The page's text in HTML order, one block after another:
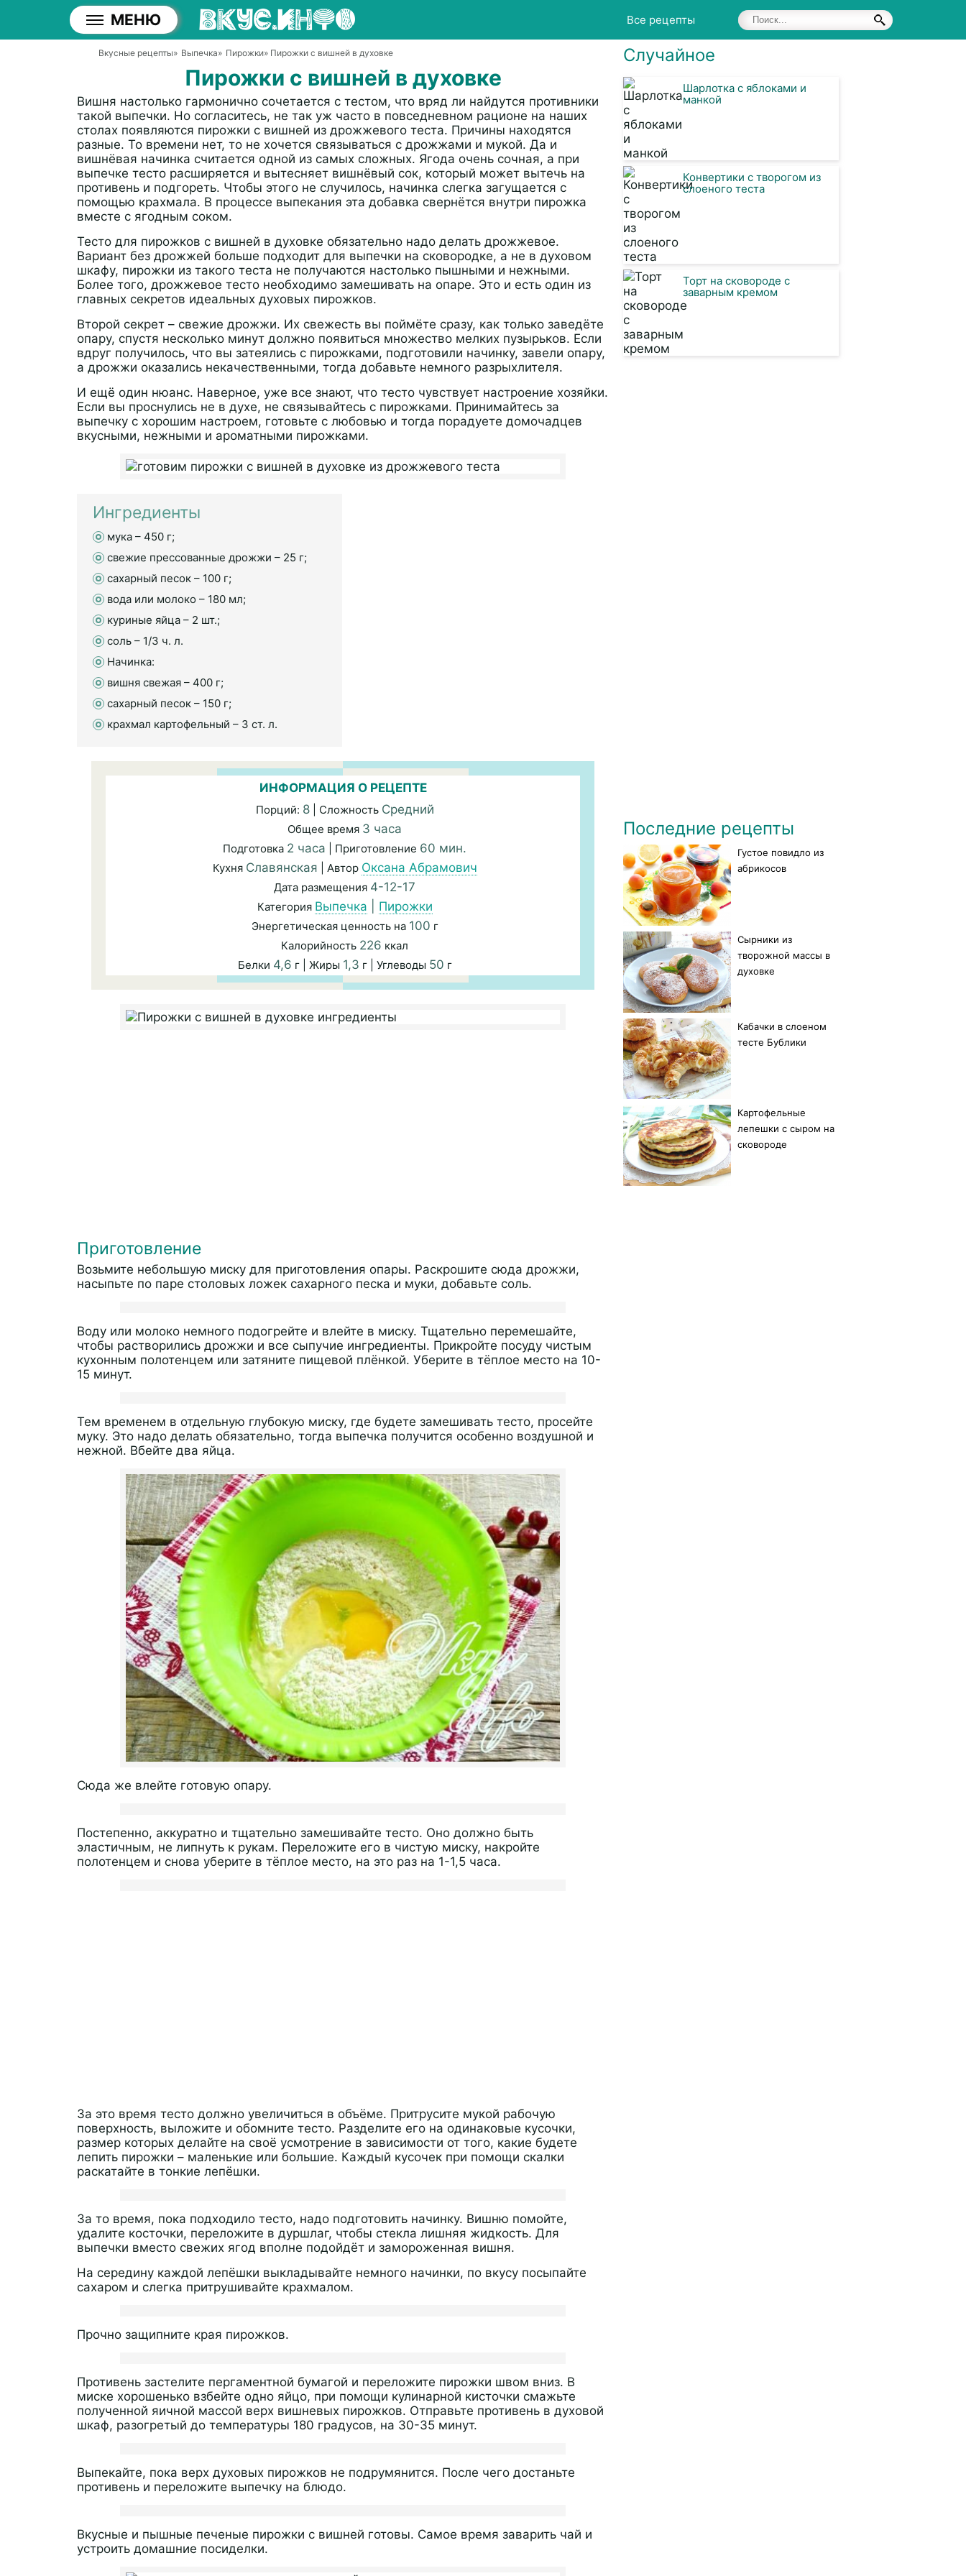
МЕНЮ Все рецепты
Вкусные рецепты» Выпечка» Пирожки» Пирожки с вишней в духовке
Пирожки с вишней в духовке
Вишня настолько гармонично сочетается с тестом, что вряд ли найдутся противники
такой выпечки. Но согласитесь, не так уж часто в повседневном рационе на наших
столах появляются пирожки с вишней из дрожжевого теста. Причины находятся
разные. То времени нет, то не хочется связываться с дрожжами и мукой. Да и
вишнёвая начинка считается одной из самых сложных. Ягода очень сочная, а при
выпечке тесто расширяется и вытесняет вишнёвый сок, который может вытечь на
противень и подгореть. Чтобы этого не случилось, начинка слегка загущается с
помощью крахмала. В процессе выпекания эта добавка свернётся внутри пирожка
вместе с ягодным соком.
Тесто для пирожков с вишней в духовке обязательно надо делать дрожжевое.
Вариант без дрожжей больше подходит для выпечки на сковородке, а не в духовом
шкафу, пирожки из такого теста не получаются настолько пышными и нежными.
Более того, дрожжевое тесто необходимо замешивать на опаре. Это и есть один из
главных секретов идеальных духовых пирожков.
Второй секрет – свежие дрожжи. Их свежесть вы поймёте сразу, как только заведёте
опару, спустя несколько минут должно появиться множество мелких пузырьков. Если
вдруг получилось, что вы затеялись с пирожками, подготовили начинку, завели опару,
а дрожжи оказались некачественными, тогда добавьте немного разрыхлителя.
И ещё один нюанс. Наверное, уже все знают, что тесто чувствует настроение хозяйки.
Если вы проснулись не в духе, не связывайтесь с пирожками. Принимайтесь за
выпечку с хорошим настроем, готовьте с любовью и тогда порадуете домочадцев
вкусными, нежными и ароматными пирожками.
Ингредиенты
мука – 450 г;
свежие прессованные дрожжи – 25 г;
сахарный песок – 100 г;
вода или молоко – 180 мл;
куриные яйца – 2 шт.;
соль – 1/3 ч. л.
Начинка:
вишня свежая – 400 г;
сахарный песок – 150 г;
крахмал картофельный – 3 ст. л.
ИНФОРМАЦИЯ О РЕЦЕПТЕ
Порций: 8| Сложность Средний
Общее время 3 часа
Подготовка 2 часа | Приготовление 60 мин.
Кухня Славянская | Автор Оксана Абрамович
Дата размещения 4-12-17
Категория Выпечка Пирожки
Энергетическая ценность на 100 г
Калорийность 226 ккал
Белки 4,6 г | Жиры 1,3 г | Углеводы 50 г
Приготовление
Возьмите небольшую миску для приготовления опары. Раскрошите сюда дрожжи,
насыпьте по паре столовых ложек сахарного песка и муки, добавьте соль.
Воду или молоко немного подогрейте и влейте в миску. Тщательно перемешайте,
чтобы растворились дрожжи и все сыпучие ингредиенты. Прикройте посуду чистым
кухонным полотенцем или затяните пищевой плёнкой. Уберите в тёплое место на 10-
15 минут.
Тем временем в отдельную глубокую миску, где будете замешивать тесто, просейте
муку. Это надо делать обязательно, тогда выпечка получится особенно воздушной и
нежной. Вбейте два яйца.
Сюда же влейте готовую опару.
Постепенно, аккуратно и тщательно замешивайте тесто. Оно должно быть
эластичным, не липнуть к рукам. Переложите его в чистую миску, накройте
полотенцем и снова уберите в тёплое место, на это раз на 1-1,5 часа.
За это время тесто должно увеличиться в объёме. Притрусите мукой рабочую
поверхность, выложите и обомните тесто. Разделите его на одинаковые кусочки,
размер которых делайте на своё усмотрение в зависимости от того, какие будете
лепить пирожки – маленькие или большие. Каждый кусочек при помощи скалки
раскатайте в тонкие лепёшки.
За то время, пока подходило тесто, надо подготовить начинку. Вишню помойте,
удалите косточки, переложите в дуршлаг, чтобы стекла лишняя жидкость. Для
выпечки вместо свежих ягод вполне подойдёт и замороженная вишня.
На середину каждой лепёшки выкладывайте немного начинки, по вкусу посыпайте
сахаром и слегка притрушивайте крахмалом.
Прочно защипните края пирожков.
Противень застелите пергаментной бумагой и переложите пирожки швом вниз. В
миске хорошенько взбейте одно яйцо, при помощи кулинарной кисточки смажьте
полученной яичной массой верх вишневых пирожков. Отправьте противень в духовой
шкаф, разогретый до температуры 180 градусов, на 30-35 минут.
Выпекайте, пока верх духовых пирожков не подрумянится. После чего достаньте
противень и переложите выпечку на блюдо.
Вкусные и пышные печеные пирожки с вишней готовы. Самое время заварить чай и
устроить домашние посиделки.
Случайное
Шарлотка с яблоками и
манкой
Конвертики с творогом из
слоеного теста
Торт на сковороде с
заварным кремом
Последние рецепты
Густое повидло из
абрикосов
Сырники из
творожной массы в
духовке
Кабачки в слоеном
тесте Бублики
Картофельные
лепешки с сыром на
сковороде